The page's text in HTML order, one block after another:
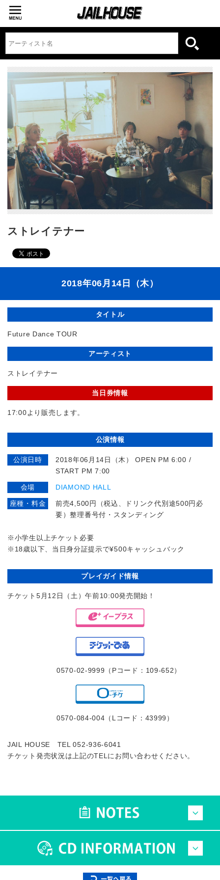
ストレイテナー
2018年06月14日（木）
タイトル
Future Dance TOUR
アーティスト
ストレイテナー
当日券情報
17:00より販売します。
公演情報
公演日時
2018年06月14日（木） OPEN PM 6:00 /
START PM 7:00
会場 DIAMOND HALL
座種・料金
前売4,500円（税込、ドリンク代別途500円必
要）整理番号付・スタンディング
※小学生以上チケット必要
※18歳以下、当日身分証提示で¥500キャッシュバック
プレイガイド情報
チケット5月12日（土）午前10:00発売開始！
0570-02-9999（Pコード：109-652）
0570-084-004（Lコード：43999）
JAIL HOUSE TEL 052-936-6041
チケット発売状況は上記のTELにお問い合わせください。